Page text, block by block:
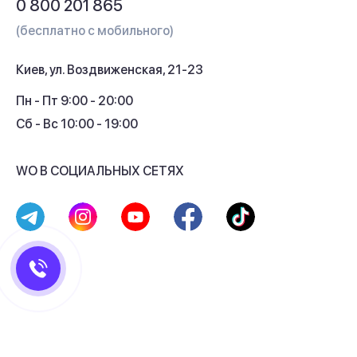
Кэшбек
0 800 201 865
(бесплатно с мобильного)
Киев, ул. Воздвиженская, 21-23
Пн - Пт 9:00 - 20:00
Сб - Вс 10:00 - 19:00
WO В СОЦИАЛЬНЫХ СЕТЯХ